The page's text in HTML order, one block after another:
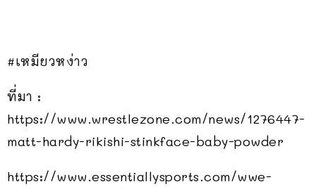
#เหมียวหง่าว
ที่มา :
https://www.wrestlezone.com/news/1276447-
matt-hardy-rikishi-stinkface-baby-powder
https://www.essentiallysports.com/wwe-